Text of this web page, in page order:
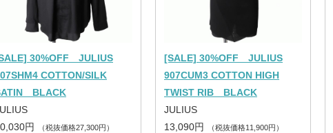
30%OFF JULIUS
COTTON/SILK
BLACK
円
（税抜価格27,300円）
[SALE] 30%OFF JULIUS
907CUM3 COTTON HIGH
TWIST RIB BLACK
JULIUS
13,090円
（税抜価格11,900円）